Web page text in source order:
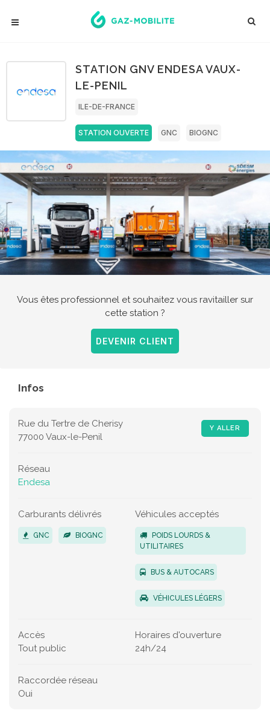
STATION GNV ENDESA VAUX-
LE-PENIL
ILE-DE-FRANCE
STATION OUVERTE GNC BIOGNC
Vous êtes professionnel et souhaitez vous ravitailler sur
cette station ?
DEVENIR CLIENT
Infos
Y ALLER
Rue du Tertre de Cherisy
77000 Vaux-le-Penil
Réseau
Endesa
Carburants délivrés
GNC BIOGNC
Véhicules acceptés
POIDS LOURDS &
UTILITAIRES
BUS & AUTOCARS
VÉHICULES LÉGERS
Accès
Tout public
Horaires d'ouverture
24h/24
Raccordée réseau
Oui